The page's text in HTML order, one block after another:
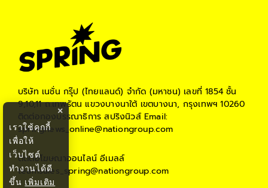
บริษัท เนชั่น กรุ๊ป (ไทยแลนด์) จำกัด (มหาชน) เลขที่ 1854 ชั้น
9,10,11 ถ.เทพรัตน แขวงบางนาใต้ เขตบางนา, กรุงเทพฯ 10260
ติดต่อกองบรรณาธิการ สปริงนิวส์Email:
springnews_online@nationgroup.com
ติดต่อโฆษณาออนไลน์ อีเมลล์
teamsales_spring@nationgroup.com
×
เราใช้คุกกี้
เพื่อให้
เว็บไซต์
ทำงานได้ดี
ขึ้น เพิ่มเติม